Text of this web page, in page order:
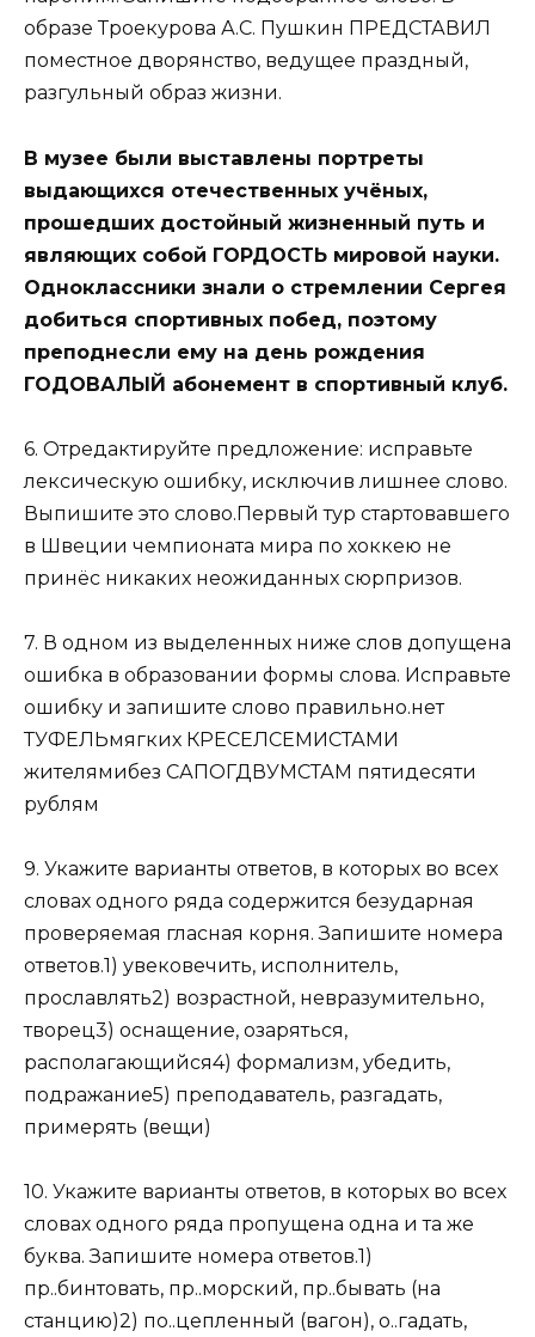
образе Троекурова А.С. Пушкин ПРЕДСТАВИЛ
поместное дворянство, ведущее праздный,
разгульный образ жизни.
В музее были выставлены портреты
выдающихся отечественных учёных,
прошедших достойный жизненный путь и
являющих собой ГОРДОСТЬ мировой науки.
Одноклассники знали о стремлении Сергея
добиться спортивных побед, поэтому
преподнесли ему на день рождения
ГОДОВАЛЫЙ абонемент в спортивный клуб.
6. Отредактируйте предложение: исправьте
лексическую ошибку, исключив лишнее слово.
Выпишите это слово.Первый тур стартовавшего
в Швеции чемпионата мира по хоккею не
принёс никаких неожиданных сюрпризов.
7. В одном из выделенных ниже слов допущена
ошибка в образовании формы слова. Исправьте
ошибку и запишите слово правильно.нет
ТУФЕЛЬмягких КРЕСЕЛСЕМИСТАМИ
жителямибез САПОГДВУМСТАМ пятидесяти
рублям
9. Укажите варианты ответов, в которых во всех
словах одного ряда содержится безударная
проверяемая гласная корня. Запишите номера
ответов.1) увековечить, исполнитель,
прославлять2) возрастной, невразумительно,
творец3) оснащение, озаряться,
располагающийся4) формализм, убедить,
подражание5) преподаватель, разгадать,
примерять (вещи)
10. Укажите варианты ответов, в которых во всех
словах одного ряда пропущена одна и та же
буква. Запишите номера ответов.1)
пр..бинтовать, пр..морский, пр..бывать (на
станцию)2) по..цепленный (вагон), о..гадать,